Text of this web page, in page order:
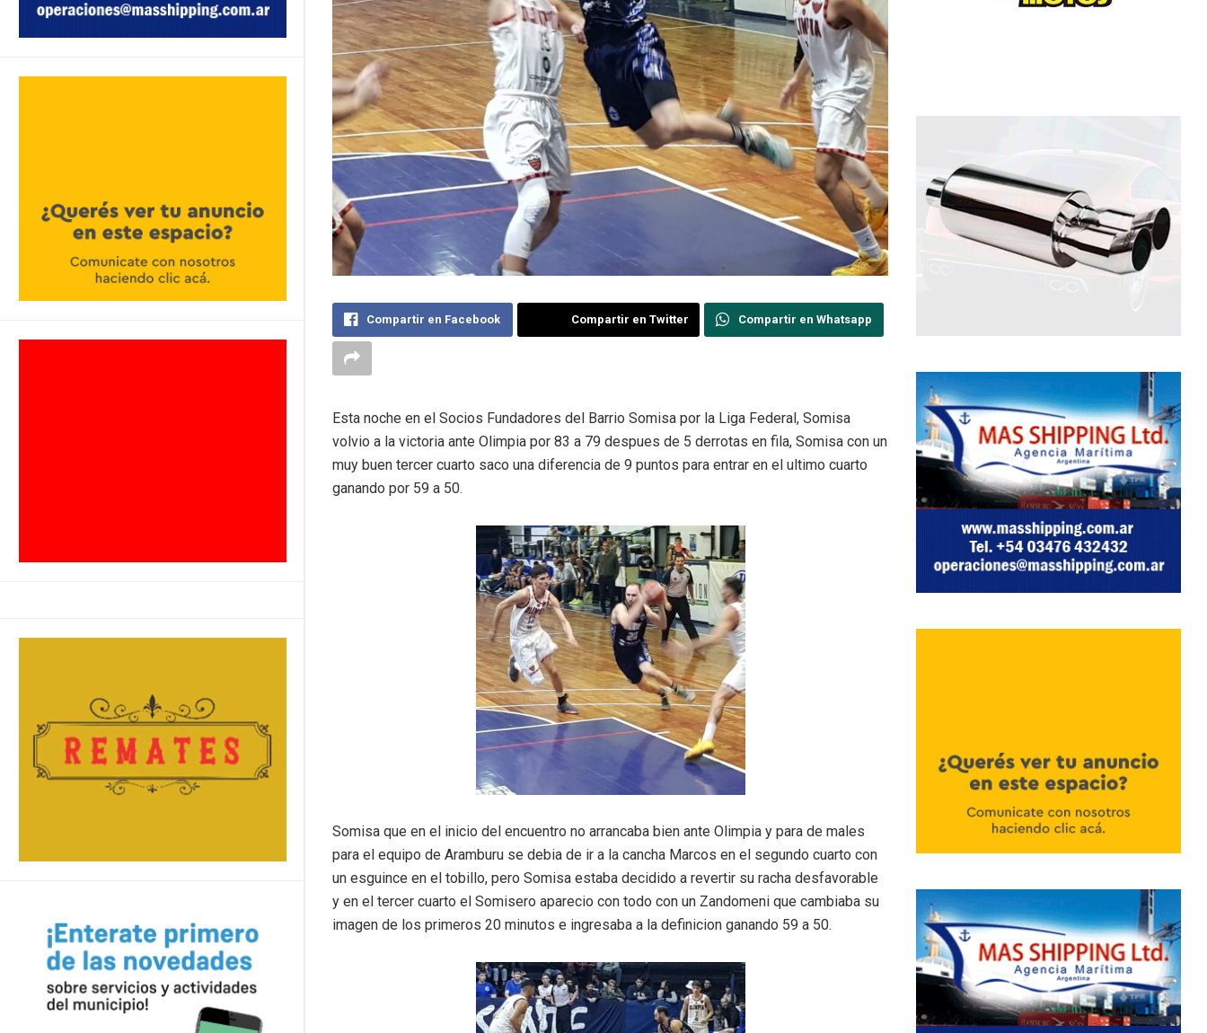
Compartir en Facebook Compartir en Twitter Compartir en Whatsapp
Esta noche en el Socios Fundadores del Barrio Somisa por la Liga Federal, Somisa
volvio a la victoria ante Olimpia por 83 a 79 despues de 5 derrotas en fila, Somisa con un
muy buen tercer cuarto saco una diferencia de 9 puntos para entrar en el ultimo cuarto
ganando por 59 a 50.
Somisa que en el inicio del encuentro no arrancaba bien ante Olimpia y para de males
para el equipo de Aramburu se debia de ir a la cancha Marcos en el segundo cuarto con
un esguince en el tobillo, pero Somisa estaba decidido a revertir su racha desfavorable
y en el tercer cuarto el Somisero aparecio con todo con un Zandomeni que cambiaba su
imagen de los primeros 20 minutos e ingresaba a la definicion ganando 59 a 50.